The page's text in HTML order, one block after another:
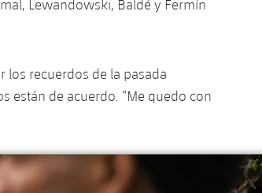
Lewandowski, Baldé y Fermín
los recuerdos de la pasada
están de acuerdo. “Me quedo con